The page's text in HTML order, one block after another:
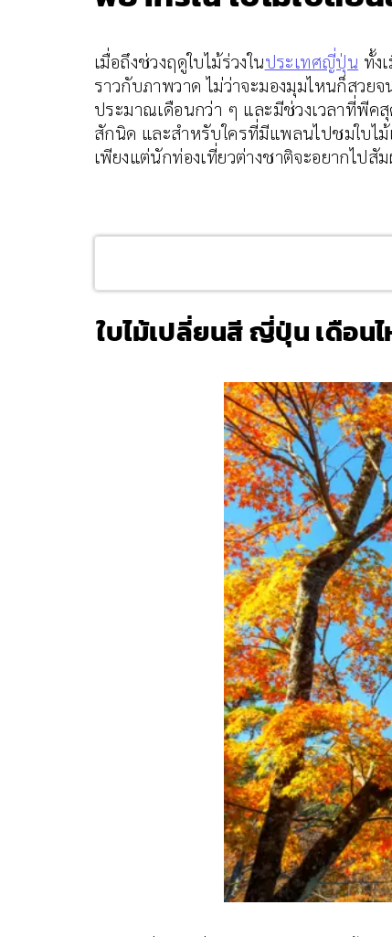
เมื่อถึงช่วงฤดูใบไม้ร่วงในประเทศญี่ปุ่น ทั้ง
ราวกับภาพวาด ไม่ว่าจะมองมุมไหนก็สว
ประมาณเดือนกว่า ๆ และมีช่วงเวลาที่พีค
สักนิด และสำหรับใครที่มีแพลนไปชมใบไ
เพียงแต่นักท่องเที่ยวต่างชาติจะอยากไป
ใบไม้เปลี่ยนสี ญี่ปุ่น เดือน